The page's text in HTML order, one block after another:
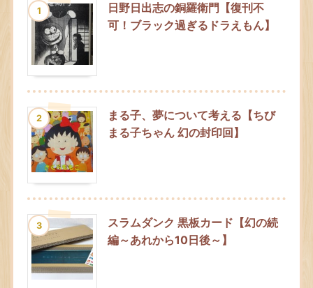
1
日野日出志の銅羅衛門【復刊不
可！ブラック過ぎるドラえもん】
2
まる子、夢について考える【ちび
まる子ちゃん 幻の封印回】
3
スラムダンク 黒板カード【幻の続
編～あれから10日後～】